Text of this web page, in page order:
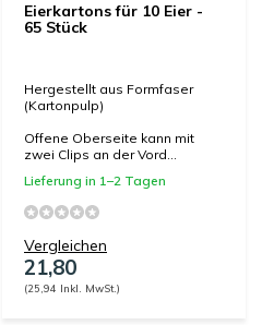
Eierkartons für 10 Eier -
65 Stück
Hergestellt aus Formfaser
(Kartonpulp)
Offene Oberseite kann mit
zwei Clips an der Vord...
Lieferung in 1–2 Tagen
Vergleichen
21,80
(25,94 Inkl. MwSt.)